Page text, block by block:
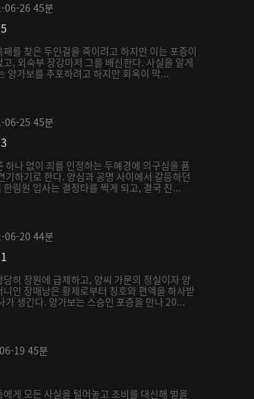
06-26 45분
패를 찾은 두인걸을 죽이려고 하지만 이는 포증이
고, 외숙부 장강마저 그를 배신한다. 사실을 알게
양가보를 추포하려고 하지만 회옥이 막...
06-25 45분
하나 없이 죄를 인정하는 두혜경에 의구심을 품
기하기로 한다. 양심과 공명 사이에서 갈등하던
한림원 입사는 결정타를 찍게 되고, 결국 친...
06-20 44분
당히 장원에 급제하고, 양씨 가문의 정실이자 양
니인 장매낭은 황제로부터 칭호와 편액을 하사받
가 생긴다. 양가보는 스승인 포증을 만나 20...
19 45분
에게 모든 사실을 털어놓고 조비를 대신해 벌을